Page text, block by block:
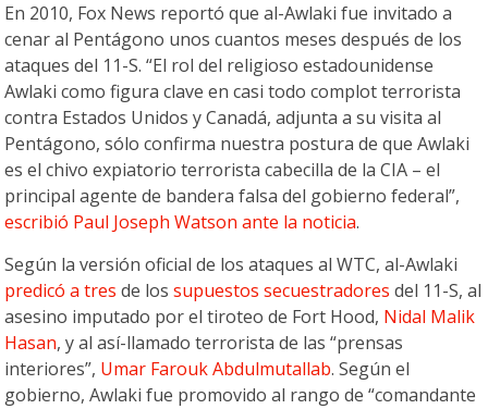
En 2010, Fox News reportó que al-Awlaki fue invitado a
cenar al Pentágono unos cuantos meses después de los
ataques del 11-S. “El rol del religioso estadounidense
Awlaki como figura clave en casi todo complot terrorista
contra Estados Unidos y Canadá, adjunta a su visita al
Pentágono, sólo confirma nuestra postura de que Awlaki
es el chivo expiatorio terrorista cabecilla de la CIA – el
principal agente de bandera falsa del gobierno federal”,
escribió Paul Joseph Watson ante la noticia.
Según la versión oficial de los ataques al WTC, al-Awlaki
predicó a tres de lossupuestos secuestradores del 11-S, al
asesino imputado por el tiroteo de Fort Hood, Nidal Malik
Hasan, y al así-llamado terrorista de las “prensas
interiores”, Umar Farouk Abdulmutallab. Según el
gobierno, Awlaki fue promovido al rango de “comandante